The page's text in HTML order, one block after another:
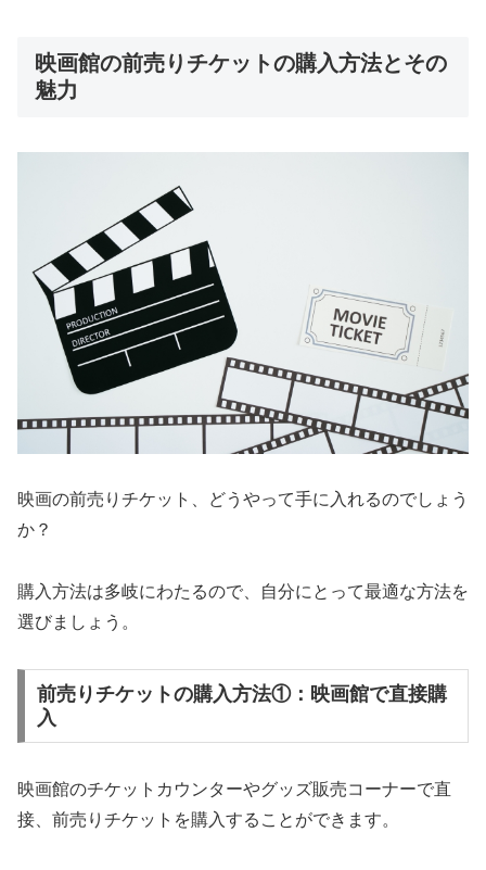
映画館の前売りチケットの購入方法とその
魅力
映画の前売りチケット、どうやって手に入れるのでしょう
か？
購入方法は多岐にわたるので、自分にとって最適な方法を
選びましょう。
前売りチケットの購入方法①：映画館で直接購
入
映画館のチケットカウンターやグッズ販売コーナーで直
接、前売りチケットを購入することができます。